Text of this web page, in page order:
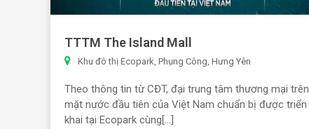
TTTM The Island Mall
Khu đô thị Ecopark, Phụng Công, Hưng Yên
Theo thông tin từ CĐT, đại trung tâm thương mại trên
mặt nước đầu tiên của Việt Nam chuẩn bị được triển
khai tại Ecopark cùng[...]